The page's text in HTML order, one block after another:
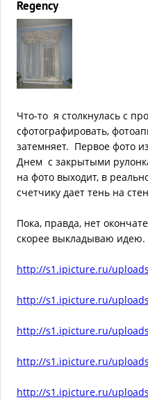
Regency
Что-то я столкнулась с
сфотографировать,
затемняет. Первое фото
Днем с закрытыми
на фото выходит, в
счетчику дает тень на
Пока, правда, нет
скорее выкладываю идею.
http://s1.ipicture.ru/
http://s1.ipicture.ru/
http://s1.ipicture.ru/
http://s1.ipicture.ru/
http://s1.ipicture.ru/